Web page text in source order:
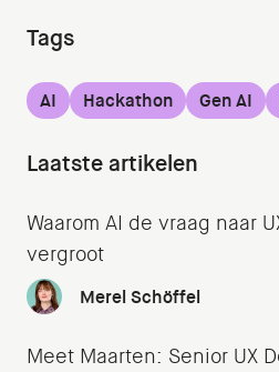
Tags
AI Hackathon Gen AI
Laatste artikelen
Waarom AI de vraag naar
vergroot
Merel Schöffel
Meet Maarten: Senior UX